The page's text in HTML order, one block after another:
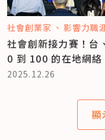
社會創業家 影響力職
社會創新接力賽！台
0 到 100 的在地網絡
2025.12.26
顯